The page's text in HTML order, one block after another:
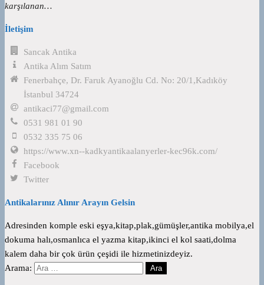
karşılanan…
İletişim
Sancak Antika
Antika Alım Satım
Fenerbahçe, Dr. Faruk Ayanoğlu Cd. No: 20/1,Kadıköy
İstanbul 34724
antikaci77@gmail.com
0531 981 01 90
0532 335 75 06
https://www.xn--kadkyantikaalanyerler-kec96k.com/
Facebook
Twitter
Antikalarınız Alınır Arayın Gelsin
Adresinden komple eski eşya,kitap,plak,gümüşler,antika mobilya,el
dokuma halı,osmanlıca el yazma kitap,ikinci el kol saati,dolma
kalem daha bir çok ürün çeşidi ile hizmetinizdeyiz.
Arama: